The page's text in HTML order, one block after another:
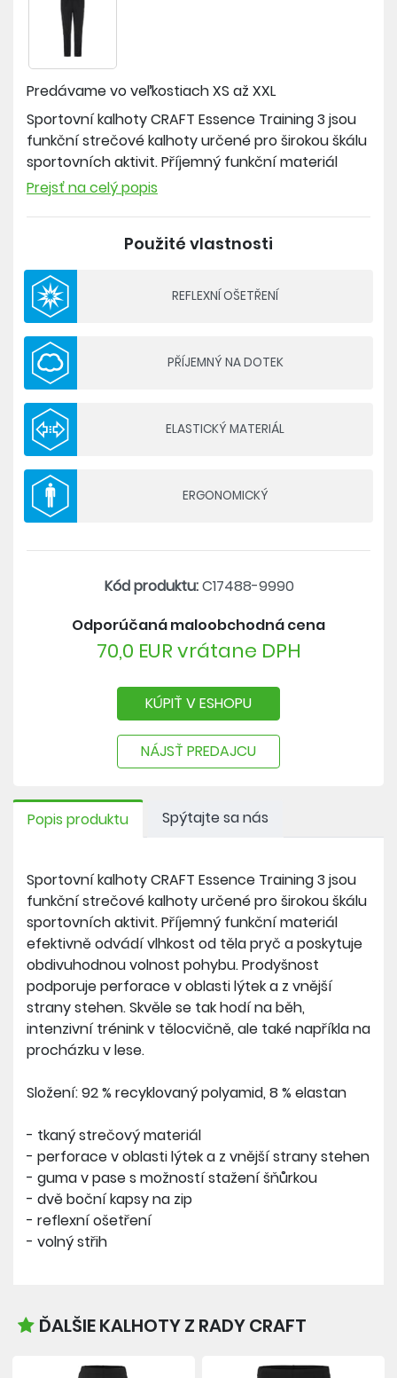
Sportovní kalhoty CRAFT Essence Training 3 jsou
funkční strečové kalhoty určené pro širokou škálu
sportovních aktivit. Příjemný funkční materiál
efektivně odvádí vlhkost od těla pryč a poskytuje
strany stehen. Skvěle se tak hodí na běh,
intenzivní trénink v tělocvičně, ale také napříkla na
procházku v lese.
Složení: 92 % recyklovaný polyamid, 8 % elastan
- tkaný strečový materiál
- perforace v oblasti lýtek a z vnější strany stehen
- guma v pase s možností stažení šňůrkou
- dvě boční kapsy na zip
- reflexní ošetření
- volný střih
Prejsť na celý popis
Použité vlastnosti
REFLEXNÍ OŠETŘENÍ
PŘÍJEMNÝ NA DOTEK
ELASTICKÝ MATERIÁL
ERGONOMICKÝ
Predávame vo veľkostiachXS až XXL
Kód produktu:C17488-9990
Odporúčaná maloobchodná cena
70,0 EUR vrátane DPH
KÚPIŤ V ESHOPU
NÁJSŤ PREDAJCU
Popis produktu Spýtajte sa nás
Sportovní kalhoty CRAFT Essence Training 3 jsou
funkční strečové kalhoty určené pro širokou škálu
sportovních aktivit. Příjemný funkční materiál
efektivně odvádí vlhkost od těla pryč a poskytuje
obdivuhodnou volnost pohybu. Prodyšnost
podporuje perforace v oblasti lýtek a z vnější
strany stehen. Skvěle se tak hodí na běh,
intenzivní trénink v tělocvičně, ale také napříkla na
procházku v lese.
Složení: 92 % recyklovaný polyamid, 8 % elastan
- tkaný strečový materiál
- perforace v oblasti lýtek a z vnější strany stehen
- guma v pase s možností stažení šňůrkou
- dvě boční kapsy na zip
- reflexní ošetření
- volný střih
ĎALŠIE KALHOTY Z RADY CRAFT